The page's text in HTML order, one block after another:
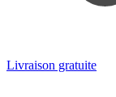
Livraison gratuite